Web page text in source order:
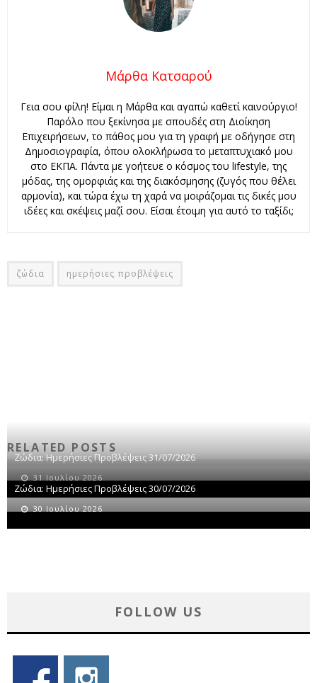
Μάρθα Κατσαρού
Γεια σου φίλη! Είμαι η Μάρθα και αγαπώ καθετί καινούργιο!
Παρόλο που ξεκίνησα με σπουδές στη Διοίκηση
Επιχειρήσεων, το πάθος μου για τη γραφή με οδήγησε στη
Δημοσιογραφία, όπου ολοκλήρωσα το μεταπτυχιακό μου
στο ΕΚΠΑ. Πάντα με γοήτευε ο κόσμος του lifestyle, της
μόδας, της ομορφιάς και της διακόσμησης (ζυγός που θέλει
αρμονία), και τώρα έχω τη χαρά να μοιράζομαι τις δικές μου
ιδέες και σκέψεις μαζί σου. Είσαι έτοιμη για αυτό το ταξίδι;
ζώδια ημερήσιες προβλέψεις
RELATED POSTS
Ζώδια: Ημερήσιες Προβλέψεις 31/07/2026
31 Ιουλίου 2026
Ζώδια: Ημερήσιες Προβλέψεις 30/07/2026
30 Ιουλίου 2026
FOLLOW US